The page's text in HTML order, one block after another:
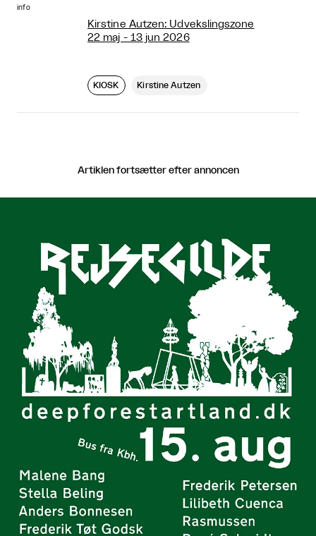
info
Kirstine Autzen: Udvekslingszone
22 maj - 13 jun 2026
KIOSK Kirstine Autzen
Artiklen fortsætter efter annoncen